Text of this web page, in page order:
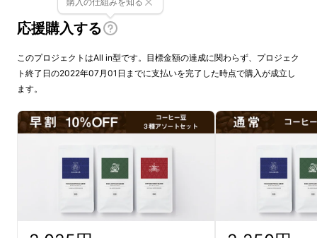
ティコーヒーも美味しいですが、日本にコー
ヒーが到来してから続く昔ながらの美味しい味
ソートセットが誕生しました。
今回のみMAKUAKE限定で、皆様に特別なコー
ヒー豆アソートセットをお贈りいたします。
この企画のためだけに焙煎されたオリジナル
応援購入する
このプロジェクトはAll in型です。目標金額の達成に関わらず、プロジェク
ト終了日の2022年07月01日までに支払いを完了した時点で購入が成立し
ます。